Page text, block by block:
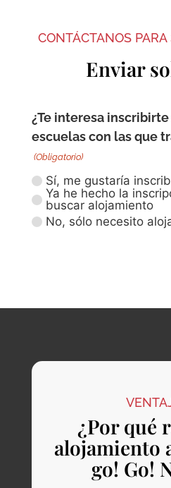
CONTÁCTANOS
Enviar
¿Te interesa inscribirte
escuelas con las que
(Obligatorio)
Sí, me gustaría
Ya he hecho la
buscar alojamiento
No, sólo necesito
¿Por qué
alojamiento
go! Go!